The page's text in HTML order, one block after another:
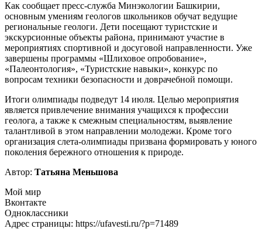
Как сообщает пресс-служба Минэкологии Башкирии,
основным умениям геологов школьников обучат ведущие
региональные геологи. Дети посещают туристские и
экскурсионные объекты района, принимают участие в
мероприятиях спортивной и досуговой направленности. Уже
завершены программы «Шлиховое опробование»,
«Палеонтология», «Туристские навыки», конкурс по
вопросам техники безопасности и доврачебной помощи.
Итоги олимпиады подведут 14 июля. Целью мероприятия
является привлечение внимания учащихся к профессии
геолога, а также к смежным специальностям, выявление
талантливой в этом направлении молодежи. Кроме того
организация слета-олимпиады призвана формировать у юного
поколения бережного отношения к природе.
Автор: Татьяна Меньшова
Мой мир
Вконтакте
Одноклассники
Адрес страницы: https://ufavesti.ru/?p=71489